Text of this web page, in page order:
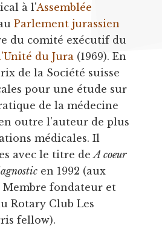
à l'Assemblée
Parlement jurassien
du comité exécutif du
du Jura (1969). En
de la Société suisse
pour une étude sur
de la médecine
outre l'auteur de plus
médicales. Il
avec le titre deA coeur
en 1992 (aux
Membre fondateur et
Rotary Club Les
fellow).